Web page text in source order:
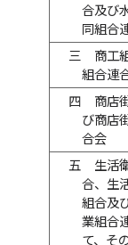
合及び
同組合
三
商工
組合連
四
商店
び商店
合会
五
生活
合、生
組合及
業組合
て、そ